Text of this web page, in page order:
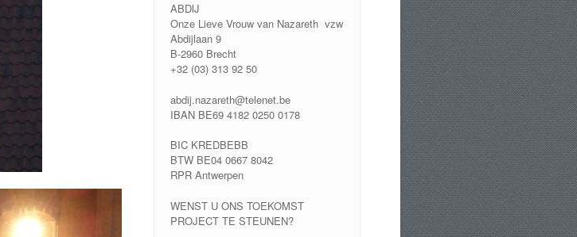
ABDIJ
Onze Lieve Vrouw van Nazareth vzw
Abdijlaan 9
B-2960 Brecht
+32 (03) 313 92 50
abdij.nazareth@telenet.be
IBAN BE69 4182 0250 0178
BIC KREDBEBB
BTW BE04 0667 8042
RPR Antwerpen
WENST U ONS TOEKOMST
PROJECT TE STEUNEN?